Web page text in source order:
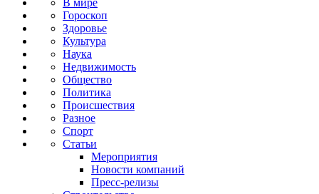
В мире
Гороскоп
Здоровье
Культура
Наука
Недвижимость
Общество
Политика
Происшествия
Разное
Спорт
Статьи
Мероприятия
Новости компаний
Пресс-релизы